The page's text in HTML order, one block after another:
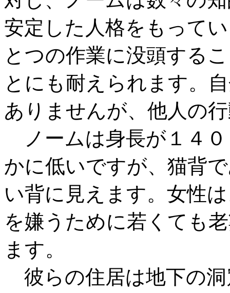
安定した人格をもって
とつの作業に没頭する
とにも耐えられます。
ありませんが、他人の
ノームは身長が１４
かに低いですが、猫背
い背に見えます。女性
を嫌うために若くても
ます。
彼らの住居は地下の